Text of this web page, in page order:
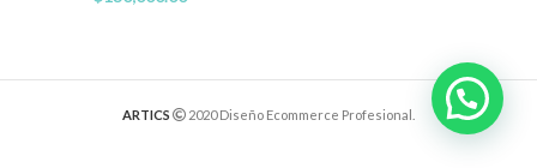
ARTICS 2020 Diseño Ecommerce Profesional.